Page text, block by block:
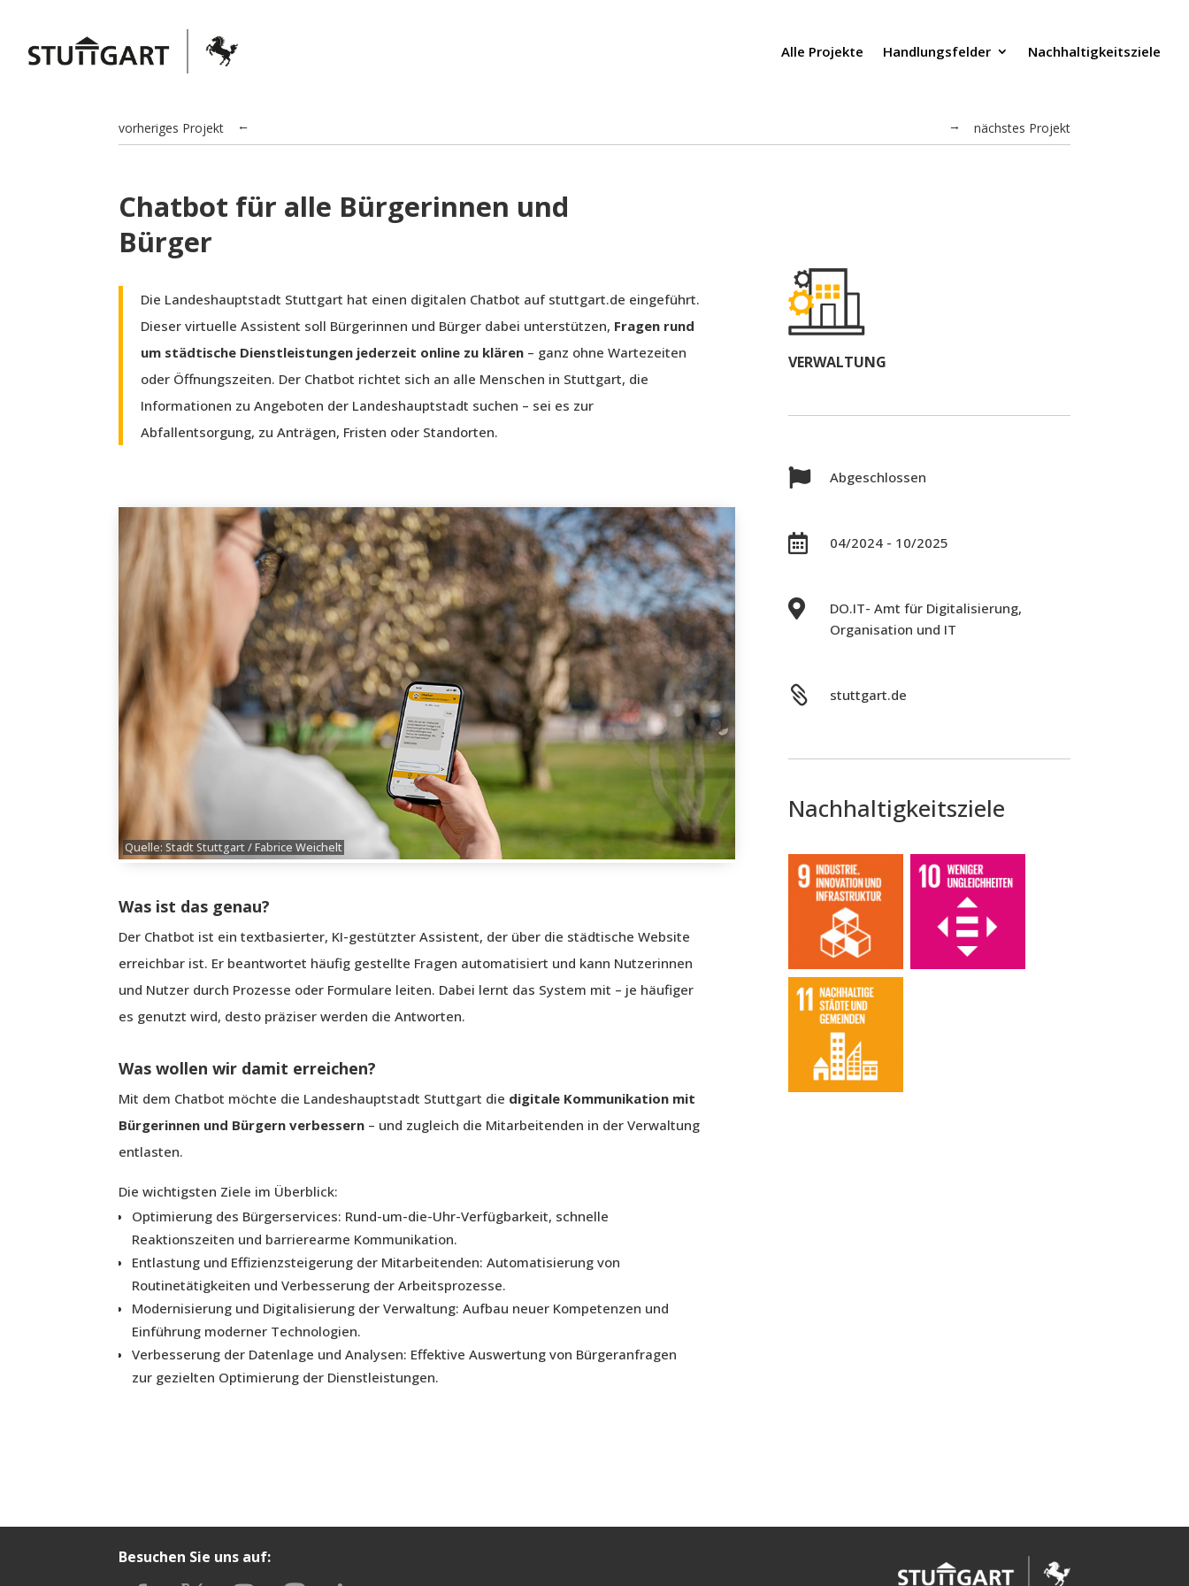
Alle Projekte Handlungsfelder Nachhaltigkeitsziele
← nächstes Projekt
vorheriges Projekt →
Chatbot für alle Bürgerinnen und
Bürger
Die Landeshauptstadt Stuttgart hat einen digitalen Chatbot auf stuttgart.de eingeführt.
Dieser virtuelle Assistent soll Bürgerinnen und Bürger dabei unterstützen, Fragen rund
um städtische Dienstleistungen jederzeit online zu klären – ganz ohne Wartezeiten
oder Öffnungszeiten. Der Chatbot richtet sich an alle Menschen in Stuttgart, die
Informationen zu Angeboten der Landeshauptstadt suchen – sei es zur
Abfallentsorgung, zu Anträgen, Fristen oder Standorten.
Quelle: Stadt Stuttgart / Fabrice Weichelt
Was ist das genau?
Der Chatbot ist ein textbasierter, KI-gestützter Assistent, der über die städtische Website
erreichbar ist. Er beantwortet häufig gestellte Fragen automatisiert und kann Nutzerinnen
und Nutzer durch Prozesse oder Formulare leiten. Dabei lernt das System mit – je häufiger
es genutzt wird, desto präziser werden die Antworten.
Was wollen wir damit erreichen?
Mit dem Chatbot möchte die Landeshauptstadt Stuttgart die digitale Kommunikation mit
Bürgerinnen und Bürgern verbessern – und zugleich die Mitarbeitenden in der Verwaltung
entlasten.
Die wichtigsten Ziele im Überblick:
Optimierung des Bürgerservices: Rund-um-die-Uhr-Verfügbarkeit, schnelle
Reaktionszeiten und barrierearme Kommunikation.
Entlastung und Effizienzsteigerung der Mitarbeitenden: Automatisierung von
Routinetätigkeiten und Verbesserung der Arbeitsprozesse.
Modernisierung und Digitalisierung der Verwaltung: Aufbau neuer Kompetenzen und
Einführung moderner Technologien.
Verbesserung der Datenlage und Analysen: Effektive Auswertung von Bürgeranfragen
zur gezielten Optimierung der Dienstleistungen.
VERWALTUNG
 Abgeschlossen
 04/2024 - 10/2025

DO.IT- Amt für Digitalisierung,
Organisation und IT
 stuttgart.de
Nachhaltigkeitsziele
Besuchen Sie uns auf: